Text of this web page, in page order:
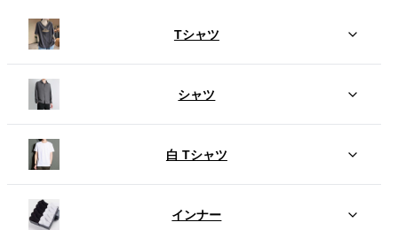
Tシャツ
シャツ
白 Tシャツ
インナー